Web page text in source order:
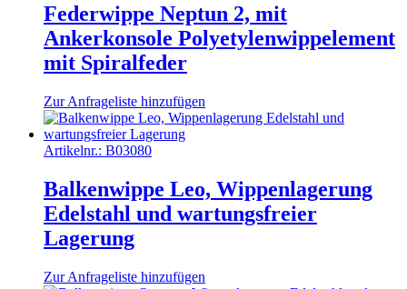
Federwippe Neptun 2, mit
Ankerkonsole Polyetylenwippelement
mit Spiralfeder
Zur Anfrageliste hinzufügen
Artikelnr.: B03080
Balkenwippe Leo, Wippenlagerung
Edelstahl und wartungsfreier
Lagerung
Zur Anfrageliste hinzufügen